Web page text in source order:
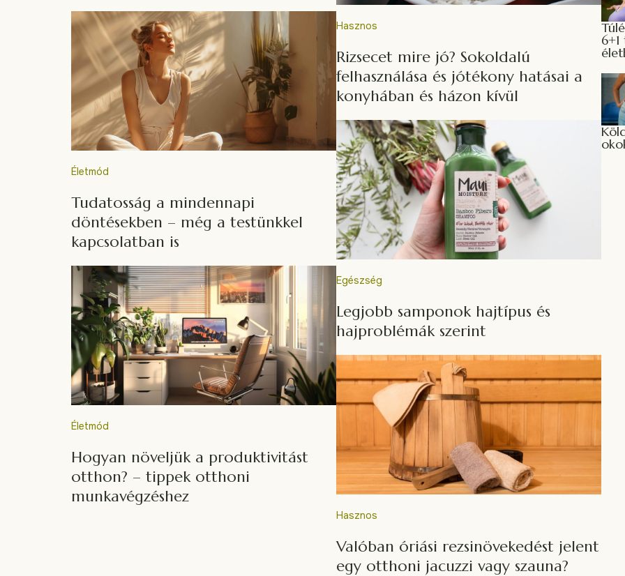
Életmód
Tudatosság a mindennapi
döntésekben – még a testünkkel
kapcsolatban is
Életmód
Hogyan növeljük a produktivitást
otthon? – tippek otthoni
munkavégzéshez
Hasznos
Rizsecet mire jó? Sokoldalú
felhasználása és jótékony hatásai a
konyhában és házon kívül
Egészség
Legjobb samponok hajtípus és
hajproblémák szerint
Hasznos
Valóban óriási rezsinövekedést jelent
egy otthoni jacuzzi vagy szauna?